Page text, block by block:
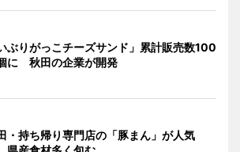
ぶりがっこチーズサンド」累計販売数100
に 秋田の企業が開発
・持ち帰り専門店の「豚まん」が人気